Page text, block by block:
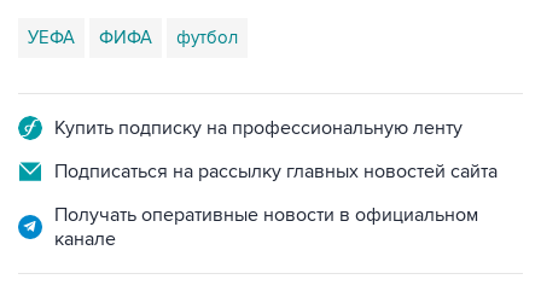
Подписаться на рассылку главных новостей сайта
Получать оперативные новости в официальном
НОВОСТИ ПО ТЕМЕ